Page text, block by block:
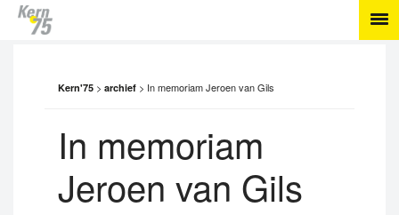
Kern'75 > archief > In memoriam Jeroen van Gils
In memoriam
Jeroen van Gils